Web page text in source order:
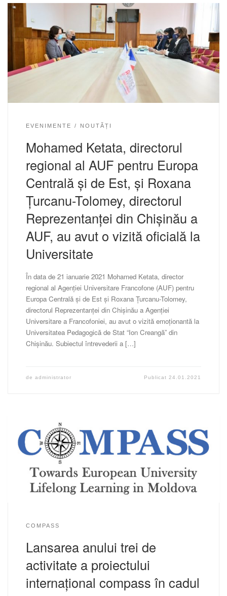
EVENIMENTE NOUTĂȚI
Mohamed Ketata, directorul
regional al AUF pentru Europa
Centrală și de Est, și Roxana
Țurcanu-Tolomey, directorul
Reprezentanței din Chișinău a
AUF, au avut o vizită oficială la
Universitate
În data de 21 ianuarie 2021 Mohamed Ketata, director
regional al Agenției Universitare Francofone (AUF) pentru
Europa Centrală și de Est și Roxana Țurcanu-Tolomey,
directorul Reprezentanței din Chișinău a Agenției
Universitare a Francofoniei, au avut o vizită emoționantă la
Universitatea Pedagogică de Stat “Ion Creangă” din
Chișinău. Subiectul întrevederii a […]
de administrator Publicat24.01.2021
COMPASS
Lansarea anului trei de
activitate a proiectului
internațional compass în cadul